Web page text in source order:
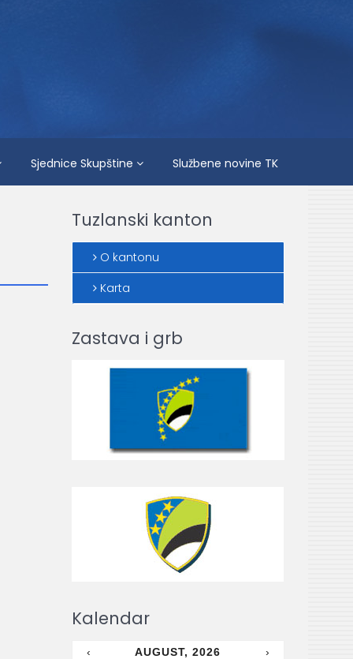
Sjednice Skupštine Službene novine TK
Tuzlanski kanton
O kantonu
Karta
Zastava i grb
Kalendar
‹ AUGUST, 2026
›